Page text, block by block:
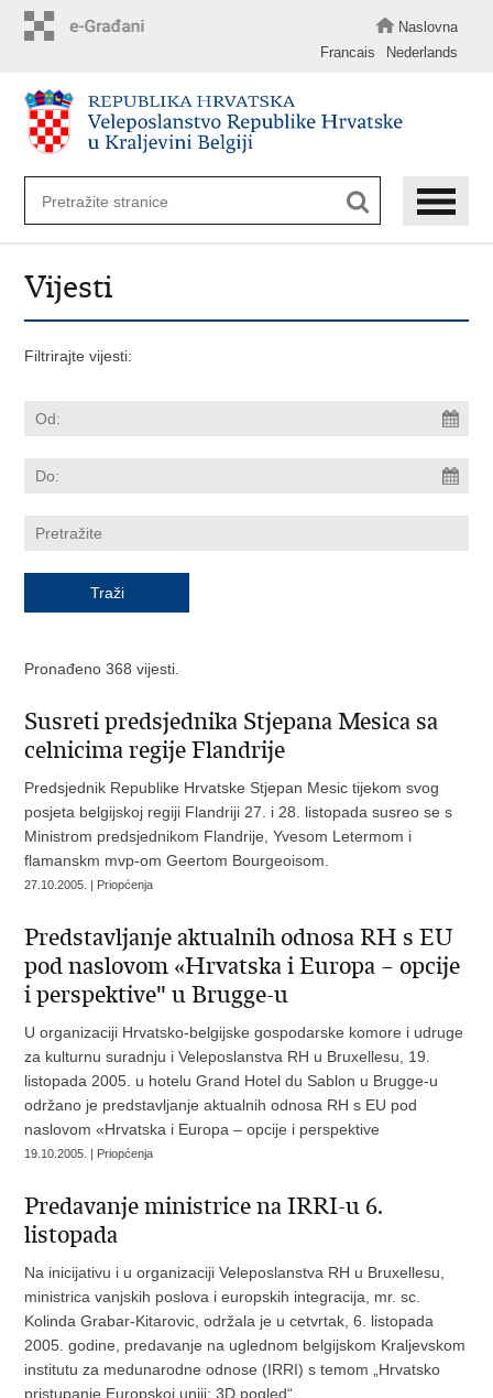
Naslovna
Francais
Nederlands
Vijesti
Filtrirajte vijesti:
Pronađeno 368 vijesti.
Susreti predsjednika Stjepana Mesica sa
celnicima regije Flandrije
Predsjednik Republike Hrvatske Stjepan Mesic tijekom svog
posjeta belgijskoj regiji Flandriji 27. i 28. listopada susreo se s
Ministrom predsjednikom Flandrije, Yvesom Letermom i
flamanskm mvp-om Geertom Bourgeoisom.
27.10.2005. | Priopćenja
Predstavljanje aktualnih odnosa RH s EU
pod naslovom «Hrvatska i Europa – opcije
i perspektive" u Brugge-u
U organizaciji Hrvatsko-belgijske gospodarske komore i udruge
za kulturnu suradnju i Veleposlanstva RH u Bruxellesu, 19.
listopada 2005. u hotelu Grand Hotel du Sablon u Brugge-u
održano je predstavljanje aktualnih odnosa RH s EU pod
naslovom «Hrvatska i Europa – opcije i perspektive
19.10.2005. | Priopćenja
Predavanje ministrice na IRRI-u 6.
listopada
Na inicijativu i u organizaciji Veleposlanstva RH u Bruxellesu,
ministrica vanjskih poslova i europskih integracija, mr. sc.
Kolinda Grabar-Kitarovic, održala je u cetvrtak, 6. listopada
2005. godine, predavanje na uglednom belgijskom Kraljevskom
institutu za medunarodne odnose (IRRI) s temom „Hrvatsko
pristupanje Europskoj uniji: 3D pogled“.